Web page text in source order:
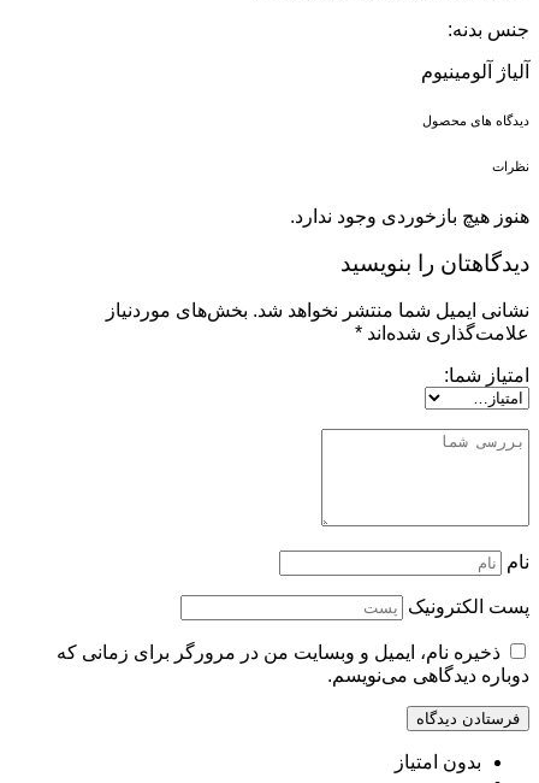
جنس بدنه:
آلیاژ آلومینیوم
دیدگاه های محصول
نظرات
هنوز هیچ بازخوردی وجود ندارد.
دیدگاهتان را بنویسید
نشانی ایمیل شما منتشر نخواهد شد. بخش‌های موردنیاز
علامت‌گذاری شده‌اند *
امتیاز شما:
نام
پست الکترونیک
ذخیره نام، ایمیل و وبسایت من در مرورگر برای زمانی که
دوباره دیدگاهی می‌نویسم.
بدون امتیاز